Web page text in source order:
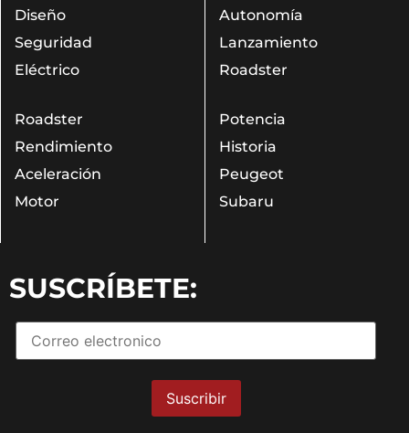
Diseño
Seguridad
Eléctrico
Autonomía
Lanzamiento
Roadster
Roadster
Rendimiento
Aceleración
Motor
Potencia
Historia
Peugeot
Subaru
SUSCRÍBETE: